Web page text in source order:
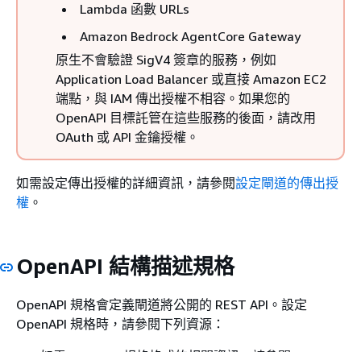
Lambda 函數 URLs
Amazon Bedrock AgentCore Gateway
原生不會驗證 SigV4 簽章的服務，例如
Application Load Balancer 或直接 Amazon EC2
端點，與 IAM 傳出授權不相容。如果您的
OpenAPI 目標託管在這些服務的後面，請改用
OAuth 或 API 金鑰授權。
如需設定傳出授權的詳細資訊，請參閱設定閘道的傳出授
權 。
OpenAPI 結構描述規格
OpenAPI 規格會定義閘道將公開的 REST API。設定
OpenAPI 規格時，請參閱下列資源：